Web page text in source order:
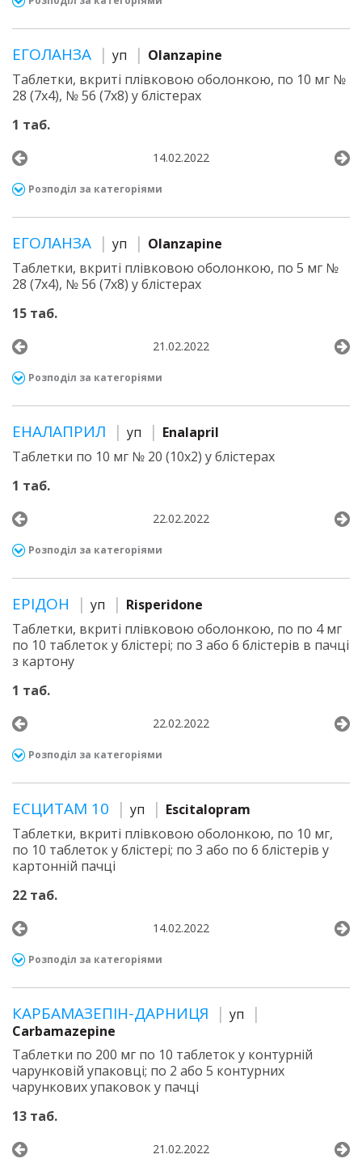
ЕГОЛАНЗА уп
Olanzapine
Таблетки, вкриті плівковою оболонкою, по 10 мг №
28 (7х4), № 56 (7х8) у блістерах
1 таб.
14.02.2022
Розподіл за категоріями
ЕГОЛАНЗА уп
Olanzapine
Таблетки, вкриті плівковою оболонкою, по 5 мг №
28 (7х4), № 56 (7х8) у блістерах
15 таб.
21.02.2022
Розподіл за категоріями
ЕНАЛАПРИЛ уп
Enalapril
Таблетки по 10 мг № 20 (10х2) у блістерах
1 таб.
22.02.2022
Розподіл за категоріями
ЕРІДОН уп
Risperidone
Таблетки, вкриті плівковою оболонкою, по по 4 мг
по 10 таблеток у блістері; по 3 або 6 блістерів в пачці
з картону
1 таб.
22.02.2022
Розподіл за категоріями
ЕСЦИТАМ 10 уп
Escitalopram
Таблетки, вкриті плівковою оболонкою, по 10 мг,
по 10 таблеток у блістері; по 3 або по 6 блістерів у
картонній пачці
22 таб.
14.02.2022
Розподіл за категоріями
КАРБАМАЗЕПІН-ДАРНИЦЯ
уп
Carbamazepine
Таблетки по 200 мг по 10 таблеток у контурній
чарунковій упаковці; по 2 або 5 контурних
чарункових упаковок у пачці
13 таб.
21.02.2022